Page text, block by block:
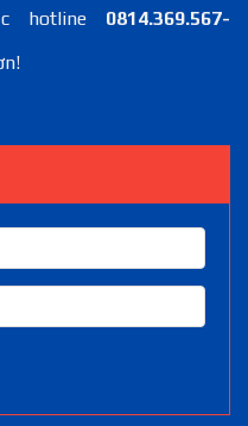
hotline 0814.369.567-